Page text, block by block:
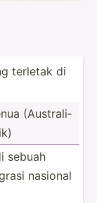
terletak di
(Austr­ali­
sebuah
nasional